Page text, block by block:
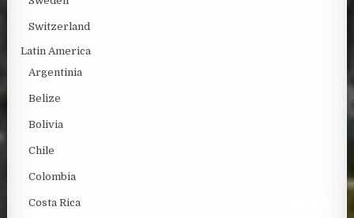
Switzerland
Latin America
Argentinia
Belize
Bolivia
Chile
Colombia
Costa Rica